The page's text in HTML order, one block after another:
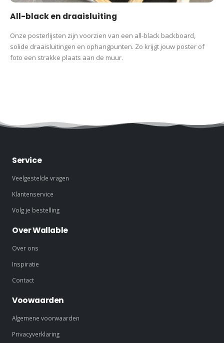
All-black en draaisluiting
Onze posterlijsten zijn voorzien van een all-black backboard,
solide draaisluitingen en ophangpunten. Zo krijgt jouw poster of
foto een strakke plaats aan de muur.
Service
Veelgestelde vragen
Klantenservice
Volg je bestelling
Over Wallable
Over ons
Inspiratie
Contact
Voowaarden
Algemene voorwaarden
Privacyverklaring